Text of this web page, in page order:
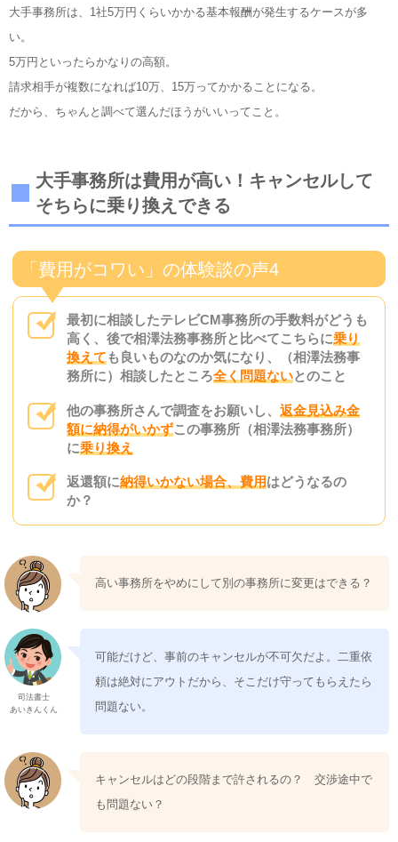
大手事務所は、1社5万円くらいかかる基本報酬が発生するケースが多
い。
5万円といったらかなりの高額。
請求相手が複数になれば10万、15万ってかかることになる。
だから、ちゃんと調べて選んだほうがいいってこと。
大手事務所は費用が高い！キャンセルして
そちらに乗り換えできる
「費用がコワい」の体験談の声4
最初に相談したテレビCM事務所の手数料がどうも
高く、後で相澤法務事務所と比べてこちらに乗り
換えても良いものなのか気になり、（相澤法務事
務所に）相談したところ全く問題ないとのこと
他の事務所さんで調査をお願いし、返金見込み金
額に納得がいかずこの事務所（相澤法務事務所）
に乗り換え
返還額に納得いかない場合、費用はどうなるの
か？
高い事務所をやめにして別の事務所に変更はできる？
司法書士
あいきんくん
可能だけど、事前のキャンセルが不可欠だよ。二重依
頼は絶対にアウトだから、そこだけ守ってもらえたら
問題ない。
キャンセルはどの段階まで許されるの？ 交渉途中で
も問題ない？